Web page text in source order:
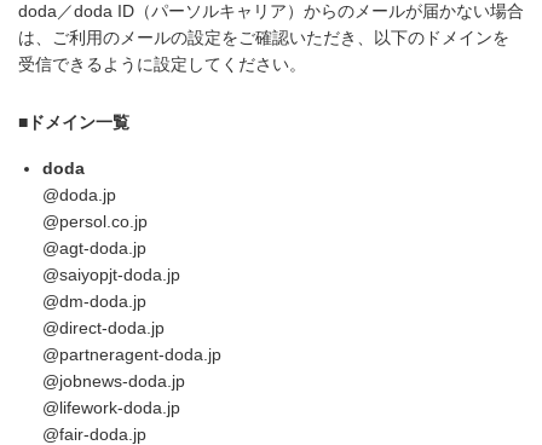
doda／doda ID（パーソルキャリア）からのメールが届かない場合
は、ご利用のメールの設定をご確認いただき、以下のドメインを
受信できるように設定してください。
■ドメイン一覧
doda
@doda.jp
@persol.co.jp
@agt-doda.jp
@saiyopjt-doda.jp
@dm-doda.jp
@direct-doda.jp
@partneragent-doda.jp
@jobnews-doda.jp
@lifework-doda.jp
@fair-doda.jp